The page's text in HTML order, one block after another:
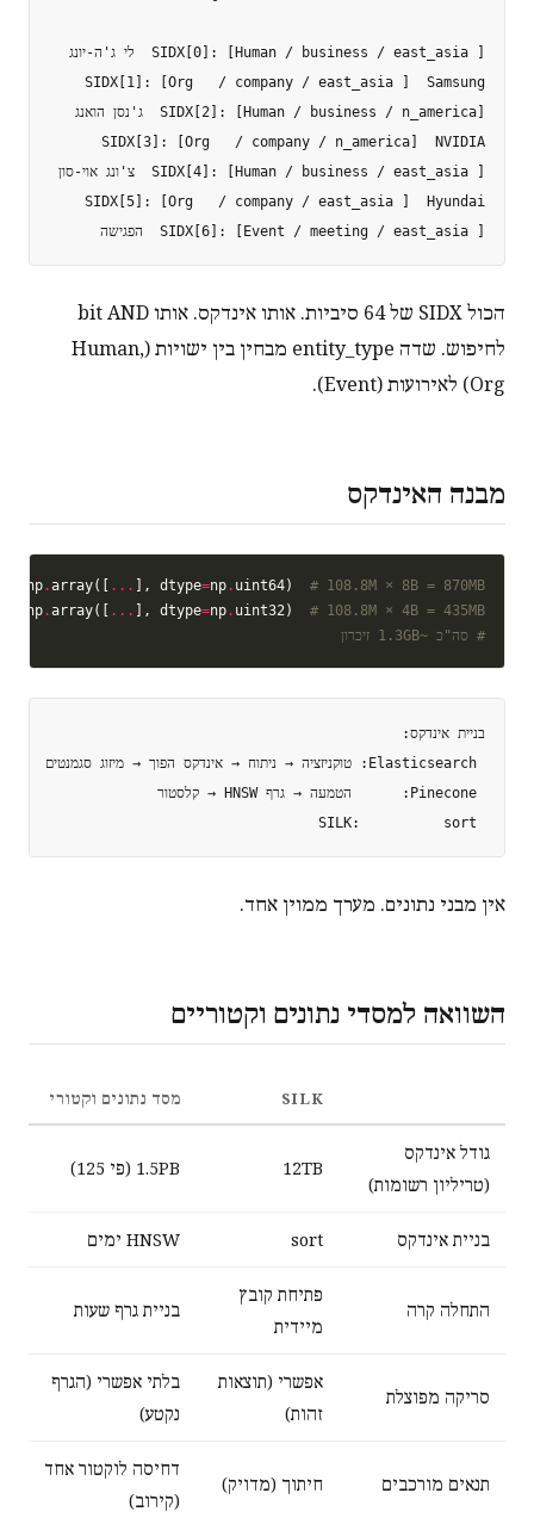
SIDX[6]: [Event / meeting / east_asia ]  הפגישה
הכול SIDX של 64 סיביות. אותו אינדקס. אותו bit AND
לחיפוש. שדה entity_type מבחין בין ישויות (Human,
Org) לאירועות (Event).
מבנה האינדקס
np.array([ ... ], dtype=np. uint64) # 108.8M × 8B = 870MB
np.array([ ... ], dtype=np. uint32) # 108.8M × 4B = 435MB
# סה"כ ~1.3GB זיכרון
אין מבני נתונים. מערך ממוין אחד.
השוואה למסדי נתונים וקטוריים
SILK מסד נתונים וקטורי
גודל אינדקס
(טריליון רשומות)
12TB 1.5PB (פי 125)
בניית אינדקס sort HNSW ימים
התחלה קרה
פתיחת קובץ
מיידית
בניית גרף שעות
סריקה מפוצלת
אפשרי (תוצאות
זהות)
בלתי אפשרי (הגרף
נקטע)
תנאים מורכבים חיתוך (מדויק)
דחיסה לוקטור אחד
(קירוב)